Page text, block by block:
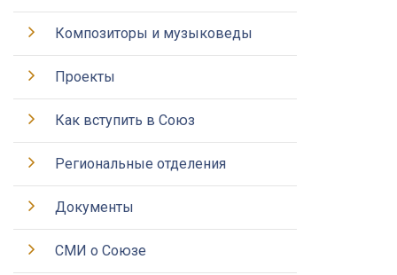
Композиторы и музыковеды
Проекты
Как вступить в Союз
Региональные отделения
Документы
СМИ о Союзе